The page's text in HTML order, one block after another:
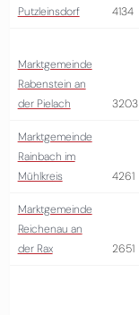
Putzleinsdorf
4134
Marktgemeinde
Rabenstein an
der Pielach
3203
Marktgemeinde
Rainbach im
Mühlkreis
4261
Marktgemeinde
Reichenau an
der Rax
2651